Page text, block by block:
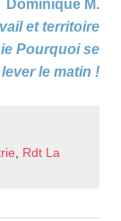
Dominique M.
et territoire
Pourquoi se
lever le matin !
, Rdt La